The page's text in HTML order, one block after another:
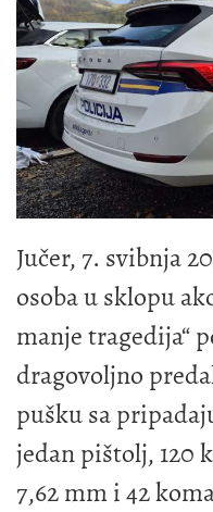
Jučer, 7. svibnja
osoba u sklopu
manje tragedija“
dragovoljno
pušku sa
jedan pištolj, 120
7,62 mm i 42